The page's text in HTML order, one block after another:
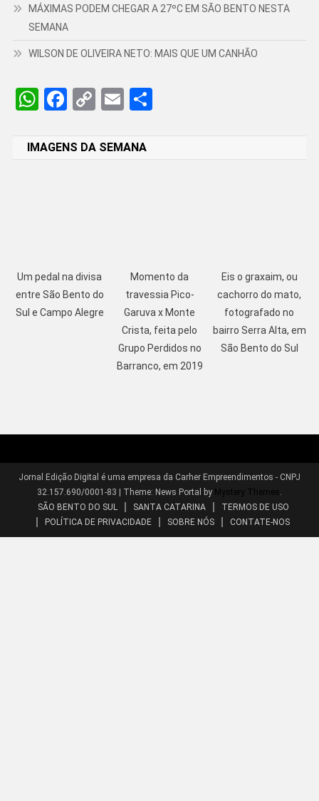
MÁXIMAS PODEM CHEGAR A 27ºC EM SÃO BENTO NESTA
SEMANA
WILSON DE OLIVEIRA NETO: MAIS QUE UM CANHÃO
WhatsApp
Facebook
CopyEmail
IMAGENS DA SEMANA
Um pedal na divisa
entre São Bento do
Sul e Campo Alegre
Momento da
travessia Pico-
Garuva x Monte
Crista, feita pelo
Grupo Perdidos no
Barranco, em 2019
Eis o graxaim, ou
cachorro do mato,
fotografado no
bairro Serra Alta, em
São Bento do Sul
Jornal Edição Digital é uma empresa da Carher Empreendimentos - CNPJ
32.157.690/0001-83 | Theme: News Portal by Mystery Themes
SÃO BENTO DO SUL
SANTA CATARINA
TERMOS DE USO
POLÍTICA DE PRIVACIDADE
SOBRE NÓS CONTATE-NOS